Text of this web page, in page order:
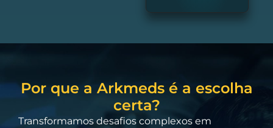
Por que a Arkmeds é a escolha
certa?
Transformamos desafios complexos em